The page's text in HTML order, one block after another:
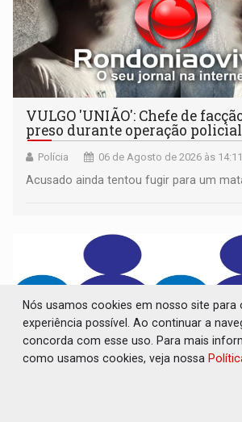
VULGO 'UNIÃO': Chefe de
preso durante operação policial
Polícia 06 de Agosto de 2026 às 14:11
Acusado ainda tentou fugir para um
Nós usamos cookies em nosso site
experiência possível. Ao continuar a
concorda com esse uso. Para mais
como usamos cookies, veja nossa